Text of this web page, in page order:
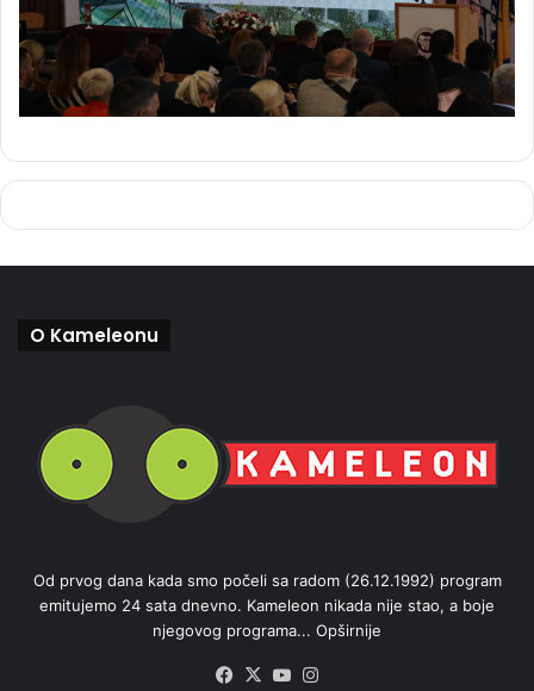
O Kameleonu
Od prvog dana kada smo počeli sa radom (26.12.1992) program
emitujemo 24 sata dnevno. Kameleon nikada nije stao, a boje
njegovog programa... Opširnije
Facebook
X YouTube